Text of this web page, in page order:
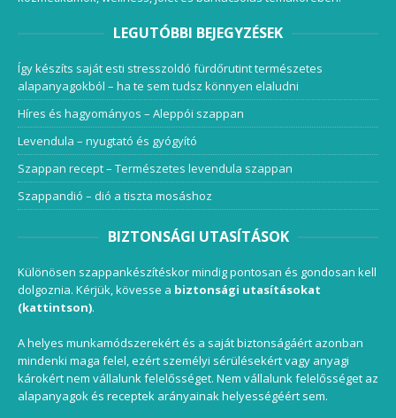
LEGUTÓBBI BEJEGYZÉSEK
Így készíts saját esti stresszoldó fürdőrutint természetes
alapanyagokból – ha te sem tudsz könnyen elaludni
Híres és hagyományos – Aleppói szappan
Levendula – nyugtató és gyógyító
Szappan recept – Természetes levendula szappan
Szappandió – dió a tiszta mosáshoz
BIZTONSÁGI UTASÍTÁSOK
Különösen szappankészítéskor mindig pontosan és gondosan kell
dolgoznia. Kérjük, kövesse a biztonsági utasításokat
(kattintson).
A helyes munkamódszerekért és a saját biztonságáért azonban
mindenki maga felel, ezért személyi sérülésekért vagy anyagi
károkért nem vállalunk felelősséget. Nem vállalunk felelősséget az
alapanyagok és receptek arányainak helyességéért sem.